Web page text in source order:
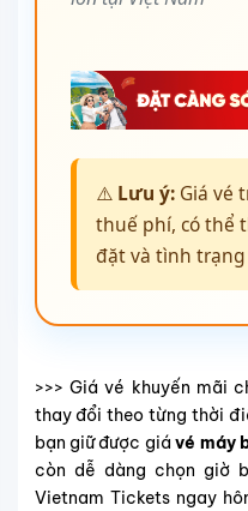
⚠️ Lưu ý:Giá vé
thuế phí, có thể
đặt và tình trạng
>>> Giá vé khuyến mãi
thay đổi theo từng thời
bạn giữ được giávé máy
còn dễ dàng chọn giờ
Vietnam Tickets ngay